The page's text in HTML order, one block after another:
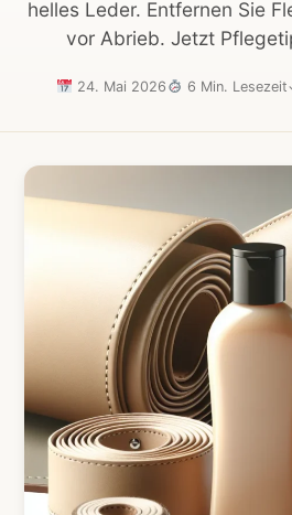
helles Leder. Entfernen Sie
vor Abrieb. Jetzt
24. Mai 2026 6 Min. Lesezeit